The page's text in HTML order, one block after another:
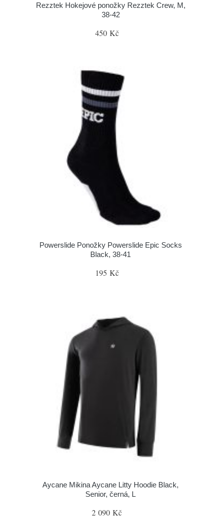
Rezztek Hokejové ponožky Rezztek Crew, M,
38-42
450 Kč
Powerslide Ponožky Powerslide Epic Socks
Black, 38-41
195 Kč
Aycane Mikina Aycane Litty Hoodie Black,
Senior, černá, L
2 090 Kč